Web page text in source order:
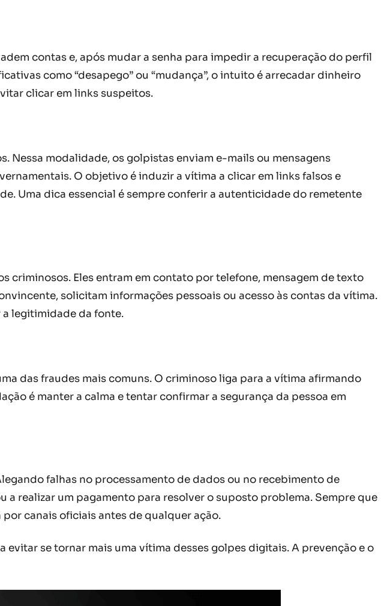
contas e, após mudar a senha para impedir a recuperação do perfil
como “desapego” ou “mudança”, o intuito é arrecadar dinheiro
clicar em links suspeitos.
Nessa modalidade, os golpistas enviam e-mails ou mensagens
O objetivo é induzir a vítima a clicar em links falsos e
Uma dica essencial é sempre conferir a autenticidade do remetente
criminosos. Eles entram em contato por telefone, mensagem de texto
solicitam informações pessoais ou acesso às contas da vítima.
a legitimidade da fonte.
das fraudes mais comuns. O criminoso liga para a vítima afirmando
é manter a calma e tentar confirmar a segurança da pessoa em
falhas no processamento de dados ou no recebimento de
realizar um pagamento para resolver o suposto problema. Sempre que
canais oficiais antes de qualquer ação.
se tornar mais uma vítima desses golpes digitais. A prevenção e o